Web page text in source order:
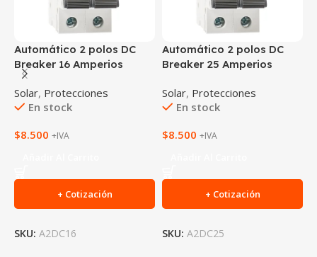
Automático 2 polos DC
Breaker 16 Amperios
Solar, Protecciones
En stock
$8.500 +IVA
+ Cotización
SKU: A2DC16
Automático 2 polos DC
Breaker 25 Amperios
Solar, Protecciones
En stock
$8.500 +IVA
+ Cotización
SKU: A2DC25